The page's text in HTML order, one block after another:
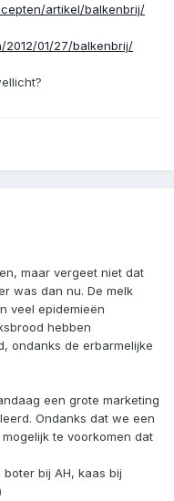
artikel/balkenbrij/
01/27/balkenbrij/
maar vergeet niet dat
was dan nu. De melk
veel epidemieën
hebben
ondanks de erbarmelijke
een grote marketing
Ondanks dat we een
te voorkomen dat
bij AH, kaas bij